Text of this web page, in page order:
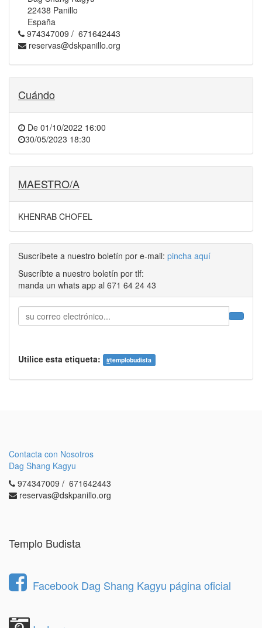
22438 Panillo
España
974347009 / 671642443
reservas@dskpanillo.org
Cuándo
De 01/10/2022 16:00
30/05/2023 18:30
MAESTRO/A
KHENRAB CHOFEL
Suscríbete a nuestro boletín por e-mail: pincha aquí
Suscríbte a nuestro boletín por tlf:
manda un whats app al 671 64 24 43
Utilice esta etiqueta: #templobudista
Contacta con Nosotros
Dag Shang Kagyu
974347009 / 671642443
reservas@dskpanillo.org
Templo Budista
Facebook Dag Shang Kagyu página oficial